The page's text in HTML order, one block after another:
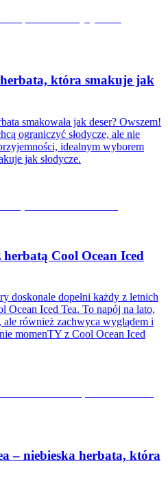
która smakuje jak
smakowała jak deser? Owszem!
ograniczyć słodycze, ale nie
idealnym wyborem
jak słodycze.
Cool Ocean Iced
doskonale dopełni każdy z letnich
Ocean Iced Tea. To napój na lato,
również zachwyca wyglądem i
momenTY z Cool Ocean Iced
– niebieska herbata, która